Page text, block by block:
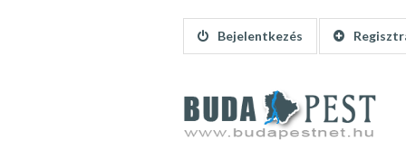
Bejelentkezés